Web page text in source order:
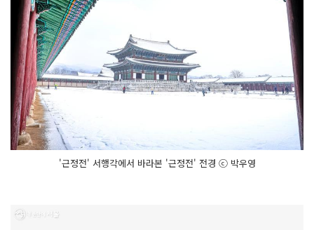
'근정전' 서행각에서 바라본 '근정전' 전경 ⓒ 박우영